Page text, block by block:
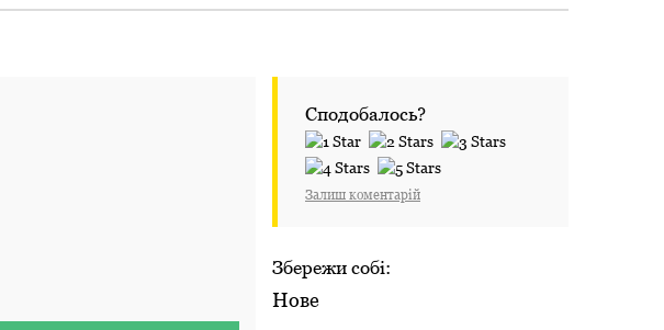
Сподобалось?
Залиш коментарій
Збережи собі:
Нове